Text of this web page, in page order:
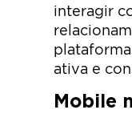
interagir
ativa e
Mobile